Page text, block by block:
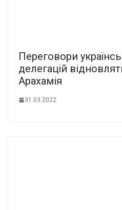
Переговори
делегацій
Арахамія
31.03.2022